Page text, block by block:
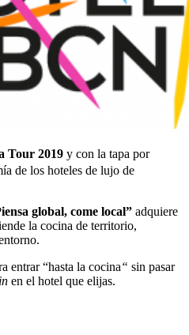
Tour 2019 y con la tapa por
de los hoteles de lujo de
global, come local” adquiere
la cocina de territorio,
entrar “hasta la cocina“ sin pasar
en el hotel que elijas.